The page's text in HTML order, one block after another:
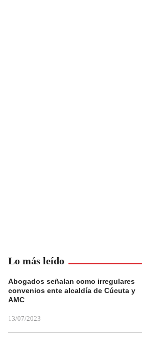
Lo más leído
Abogados señalan como irregulares
convenios ente alcaldía de Cúcuta y
AMC
13/07/2023